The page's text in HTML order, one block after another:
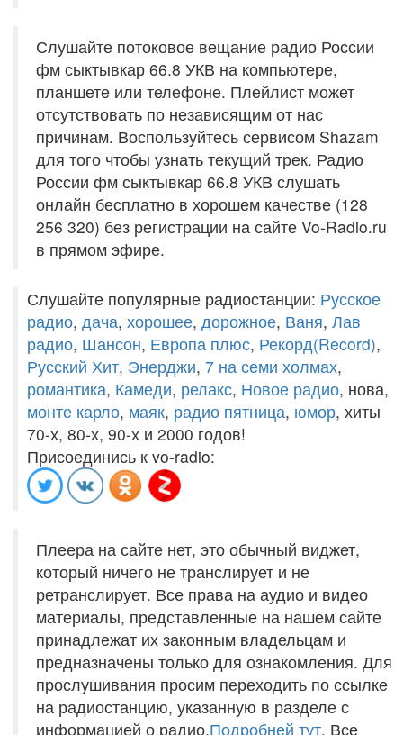
Слушайте потоковое вещание радио России
фм сыктывкар 66.8 УКВ на компьютере,
планшете или телефоне. Плейлист может
отсутствовать по независящим от нас
причинам. Воспользуйтесь сервисом Shazam
для того чтобы узнать текущий трек. Радио
России фм сыктывкар 66.8 УКВ слушать
онлайн бесплатно в хорошем качестве (128
256 320) без регистрации на сайте Vo-Radio.ru
в прямом эфире.
Слушайте популярные радиостанции: Русское
радио, дача, хорошее, дорожное, Ваня, Лав
радио, Шансон, Европа плюс, Рекорд(Record),
Русский Хит, Энерджи, 7 на семи холмах,
романтика, Камеди, релакс, Новое радио, нова,
монте карло, маяк, радио пятница, юмор, хиты
70-х, 80-х, 90-х и 2000 годов!
Присоединись к vo-radio:
Плеера на сайте нет, это обычный виджет,
который ничего не транслирует и не
ретранслирует. Все права на аудио и видео
материалы, представленные на нашем сайте
принадлежат их законным владельцам и
предназначены только для ознакомления. Для
прослушивания просим переходить по ссылке
на радиостанцию, указанную в разделе с
информацией о радио.Подробней тут. Все